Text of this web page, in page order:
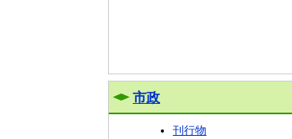
市政
刊行物